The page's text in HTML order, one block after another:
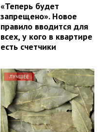
«Теперь будет
запрещено». Новое
правило вводится для
всех, у кого в квартире
есть счетчики
ЛУЧШЕЕ